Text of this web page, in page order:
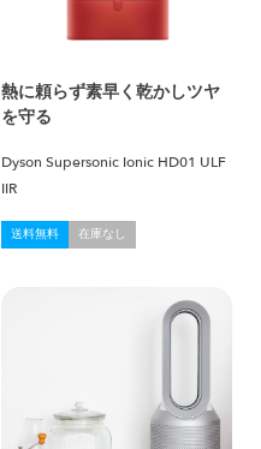
熱に頼らず素早く乾かしツヤ
を守る
Dyson Supersonic Ionic HD01 ULF
IIR
送料無料 在庫なし